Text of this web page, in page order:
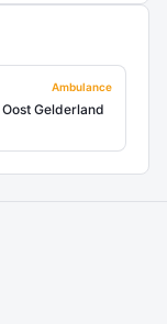
Ambulance
Gelderland